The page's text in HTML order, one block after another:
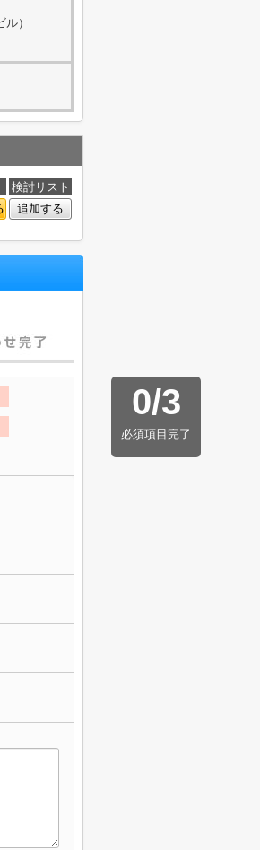
）
検討リスト
追加する
0/3
必須項目完了